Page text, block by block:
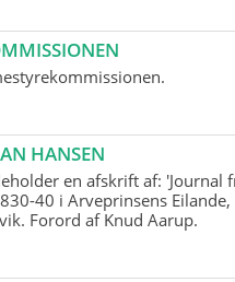
HANSEN
en afskrift af: 'Journal
40 i Arveprinsens Eilande,
Forord af Knud Aarup.